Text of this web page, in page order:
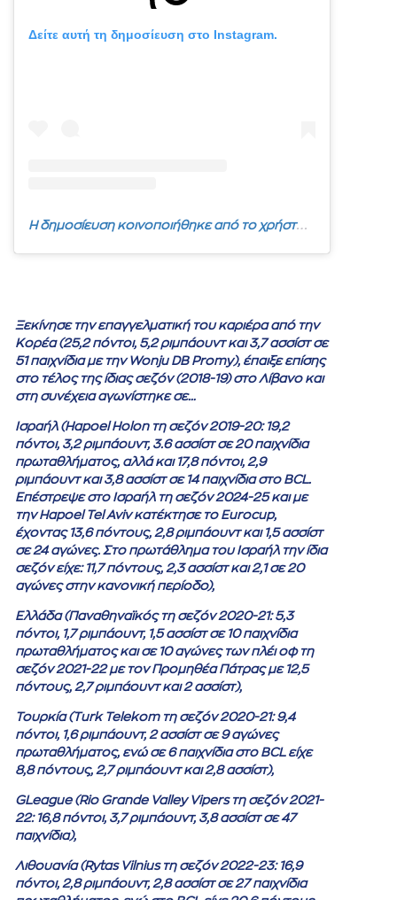
Δείτε αυτή τη δημοσίευση στο Instagram.
Η δημοσίευση κοινοποιήθηκε από το χρήστη PAOK BC (@paokbasketball)
Ξεκίνησε την επαγγελματική του καριέρα από την
Κορέα (25,2 πόντοι, 5,2 ριμπάουντ και 3,7 ασσίστ σε
51 παιχνίδια με την Wonju DB Promy), έπαιξε επίσης
στο τέλος της ίδιας σεζόν (2018-19) στο Λίβανο και
στη συνέχεια αγωνίστηκε σε…
Ισραήλ (Hapoel Holon τη σεζόν 2019-20: 19,2
πόντοι, 3,2 ριμπάουντ, 3.6 ασσίστ σε 20 παιχνίδια
πρωταθλήματος, αλλά και 17,8 πόντοι, 2,9
ριμπάουντ και 3,8 ασσίστ σε 14 παιχνίδια στο BCL.
Επέστρεψε στο Ισραήλ τη σεζόν 2024-25 και με
την Hapoel Tel Aviv κατέκτησε το Εurocup,
έχοντας 13,6 πόντους, 2,8 ριμπάουντ και 1,5 ασσίστ
σε 24 αγώνες. Στο πρωτάθλημα του Ισραήλ την ίδια
σεζόν είχε: 11,7 πόντους, 2,3 ασσίστ και 2,1 σε 20
αγώνες στην κανονική περίοδο),
Ελλάδα (Παναθηναϊκός τη σεζόν 2020-21: 5,3
πόντοι, 1,7 ριμπάουντ, 1,5 ασσίστ σε 10 παιχνίδια
πρωταθλήματος και σε 10 αγώνες των πλέι οφ τη
σεζόν 2021-22 με τον Προμηθέα Πάτρας με 12,5
πόντους, 2,7 ριμπάουντ και 2 ασσίστ),
Τουρκία (Turk Telekom τη σεζόν 2020-21: 9,4
πόντοι, 1,6 ριμπάουντ, 2 ασσίστ σε 9 αγώνες
πρωταθλήματος, ενώ σε 6 παιχνίδια στο BCL είχε
8,8 πόντους, 2,7 ριμπάουντ και 2,8 ασσίστ),
GLeague (Rio Grande Valley Vipers τη σεζόν 2021-
22: 16,8 πόντοι, 3,7 ριμπάουντ, 3,8 ασσίστ σε 47
παιχνίδια),
Λιθουανία (Rytas Vilnius τη σεζόν 2022-23: 16,9
πόντοι, 2,8 ριμπάουντ, 2,8 ασσίστ σε 27 παιχνίδια